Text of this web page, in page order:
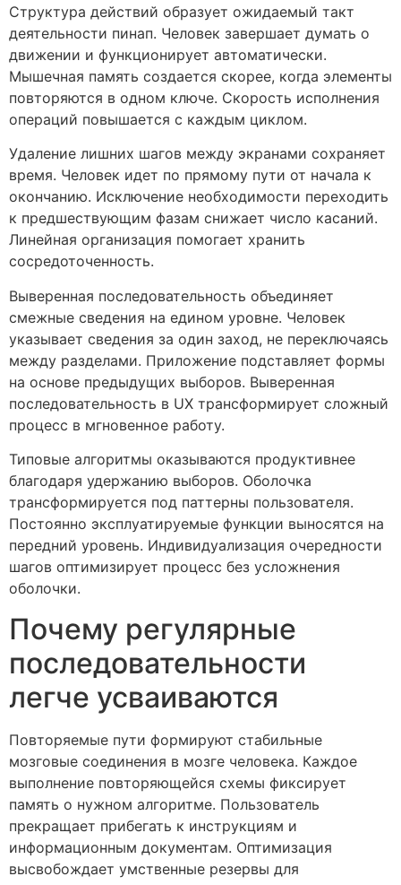
Структура действий образует ожидаемый такт
деятельности пинап. Человек завершает думать о
движении и функционирует автоматически.
Мышечная память создается скорее, когда элементы
повторяются в одном ключе. Скорость исполнения
операций повышается с каждым циклом.
Удаление лишних шагов между экранами сохраняет
время. Человек идет по прямому пути от начала к
окончанию. Исключение необходимости переходить
к предшествующим фазам снижает число касаний.
Линейная организация помогает хранить
сосредоточенность.
Выверенная последовательность объединяет
смежные сведения на едином уровне. Человек
указывает сведения за один заход, не переключаясь
между разделами. Приложение подставляет формы
на основе предыдущих выборов. Выверенная
последовательность в UX трансформирует сложный
процесс в мгновенное работу.
Типовые алгоритмы оказываются продуктивнее
благодаря удержанию выборов. Оболочка
трансформируется под паттерны пользователя.
Постоянно эксплуатируемые функции выносятся на
передний уровень. Индивидуализация очередности
шагов оптимизирует процесс без усложнения
оболочки.
Почему регулярные
последовательности
легче усваиваются
Повторяемые пути формируют стабильные
мозговые соединения в мозге человека. Каждое
выполнение повторяющейся схемы фиксирует
память о нужном алгоритме. Пользователь
прекращает прибегать к инструкциям и
информационным документам. Оптимизация
высвобождает умственные резервы для